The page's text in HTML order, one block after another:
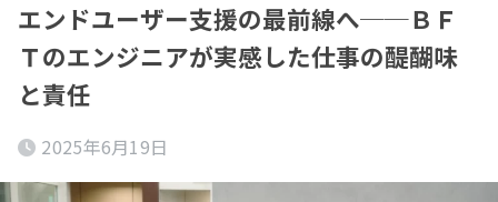
エンドユーザー支援の最前線へ──ＢＦ
Ｔのエンジニアが実感した仕事の醍醐味
と責任
2025年6月19日